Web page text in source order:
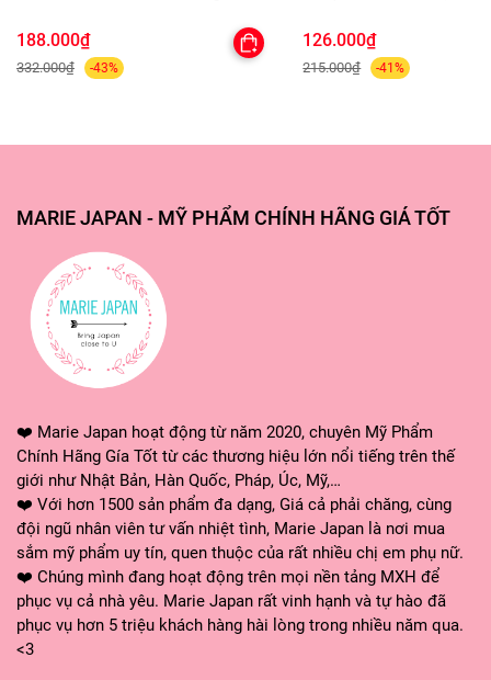
Mát xa toàn mặt tối đa 1 phút.
188.000₫
332.000₫ -43%
126.000₫
215.000₫ -41%
MARIE JAPAN - MỸ PHẨM CHÍNH HÃNG GIÁ TỐT
❤️ Marie Japan hoạt động từ năm 2020, chuyên Mỹ Phẩm
Chính Hãng Gía Tốt từ các thương hiệu lớn nổi tiếng trên thế
giới như Nhật Bản, Hàn Quốc, Pháp, Úc, Mỹ,…
❤️ Với hơn 1500 sản phẩm đa dạng, Giá cả phải chăng, cùng
đội ngũ nhân viên tư vấn nhiệt tình, Marie Japan là nơi mua
sắm mỹ phẩm uy tín, quen thuộc của rất nhiều chị em phụ nữ.
❤️ Chúng mình đang hoạt động trên mọi nền tảng MXH để
phục vụ cả nhà yêu. Marie Japan rất vinh hạnh và tự hào đã
phục vụ hơn 5 triệu khách hàng hài lòng trong nhiều năm qua.
<3